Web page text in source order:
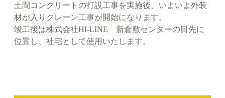
土間コンクリートの打設工事を実施後、いよいよ外装
材が入りクレーン工事が開始になります。
竣工後は株式会社HI-LINE 新倉敷センターの目先に
位置し、社宅として使用いたします。